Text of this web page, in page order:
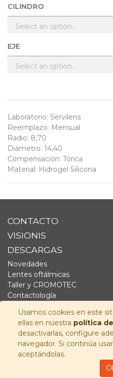
Usamos cookies en este
ellas en nuestra política
desactivarlas, configure
navegador. Si continúa
aceptándolas.
CILINDRO
EJE
Laboratorio: Servilens
Reemplazo: Mensual
Radio: 8,70
Diámetro: 14,40
Compensación: Tórica
Material : Hidrogel Silicona
CONTACTO
VISIONIS
DESCARGAS
Novedades
Lentes oftálmicas
Taller y CROMOTEC
Contactología
Fornitura
Audiología
SÍGUENOS
Visionis
Aviso